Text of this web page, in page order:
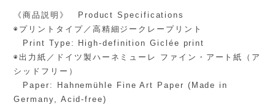
《商品説明》 Product Specifications
◉プリントタイプ／高精細ジークレープリント
Print Type: High-definition Giclée print
◉出力紙／ドイツ製ハーネミューレ ファイン・アート紙（ア
シッドフリー）
Paper: Hahnemühle Fine Art Paper (Made in
Germany, Acid-free)